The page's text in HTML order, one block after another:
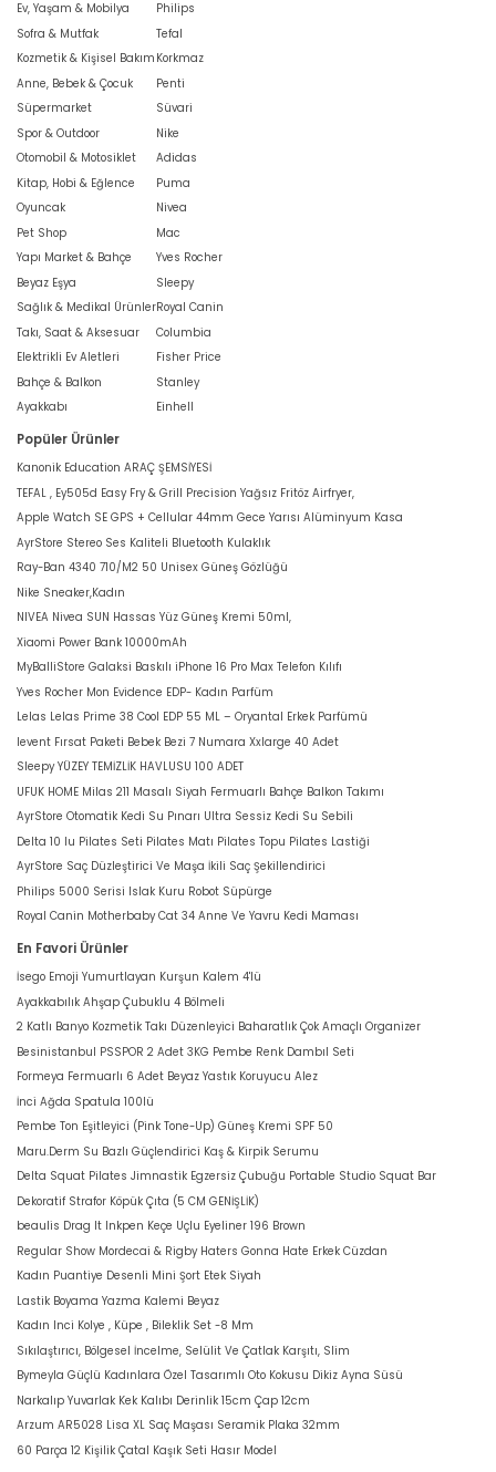
Ev, Yaşam & Mobilya
Sofra & Mutfak
Kozmetik & Kişisel Bakım
Anne, Bebek & Çocuk
Süpermarket
Spor & Outdoor
Otomobil & Motosiklet
Kitap, Hobi & Eğlence
Oyuncak
Pet Shop
Yapı Market & Bahçe
Beyaz Eşya
Sağlık & Medikal Ürünler
Takı, Saat & Aksesuar
Elektrikli Ev Aletleri
Bahçe & Balkon
Ayakkabı
Philips
Tefal
Korkmaz
Penti
Süvari
Nike
Adidas
Puma
Nivea
Mac
Yves Rocher
Sleepy
Royal Canin
Columbia
Fisher Price
Stanley
Einhell
Popüler Ürünler
Kanonik Education ARAÇ ŞEMSİYESİ
TEFAL , Ey505d Easy Fry & Grill Precision Yağsız Fritöz Airfryer,
Apple Watch SE GPS + Cellular 44mm Gece Yarısı Alüminyum Kasa
AyrStore Stereo Ses Kaliteli Bluetooth Kulaklık
Ray-Ban 4340 710/M2 50 Unisex Güneş Gözlüğü
Nike Sneaker,Kadın
NIVEA Nivea SUN Hassas Yüz Güneş Kremi 50ml,
Xiaomi Power Bank 10000mAh
MyBalliStore Galaksi Baskılı iPhone 16 Pro Max Telefon Kılıfı
Yves Rocher Mon Evidence EDP- Kadın Parfüm
Lelas Lelas Prime 38 Cool EDP 55 ML – Oryantal Erkek Parfümü
levent Fırsat Paketi Bebek Bezi 7 Numara Xxlarge 40 Adet
Sleepy YÜZEY TEMİZLİK HAVLUSU 100 ADET
UFUK HOME Milas 211 Masalı Siyah Fermuarlı Bahçe Balkon Takımı
AyrStore Otomatik Kedi Su Pınarı Ultra Sessiz Kedi Su Sebili
Delta 10 lu Pilates Seti Pilates Matı Pilates Topu Pilates Lastiği
AyrStore Saç Düzleştirici Ve Maşa İkili Saç Şekillendirici
Philips 5000 Serisi Islak Kuru Robot Süpürge
Royal Canin Motherbaby Cat 34 Anne Ve Yavru Kedi Maması
En Favori Ürünler
İsego Emoji Yumurtlayan Kurşun Kalem 4'lü
Ayakkabılık Ahşap Çubuklu 4 Bölmeli
2 Katlı Banyo Kozmetik Takı Düzenleyici Baharatlık Çok Amaçlı Organizer
Besinistanbul PSSPOR 2 Adet 3KG Pembe Renk Dambıl Seti
Formeya Fermuarlı 6 Adet Beyaz Yastık Koruyucu Alez
İnci Ağda Spatula 100lü
Pembe Ton Eşitleyici (Pink Tone-Up) Güneş Kremi SPF 50
Maru.Derm Su Bazlı Güçlendirici Kaş & Kirpik Serumu
Delta Squat Pilates Jimnastik Egzersiz Çubuğu Portable Studio Squat Bar
Dekoratif Strafor Köpük Çıta (5 CM GENİŞLİK)
beaulis Drag It Inkpen Keçe Uçlu Eyeliner 196 Brown
Regular Show Mordecai & Rigby Haters Gonna Hate Erkek Cüzdan
Kadın Puantiye Desenli Mini Şort Etek Siyah
Lastik Boyama Yazma Kalemi Beyaz
Kadın Inci Kolye , Küpe , Bileklik Set -8 Mm
Sıkılaştırıcı, Bölgesel İncelme, Selülit Ve Çatlak Karşıtı, Slim
Bymeyla Güçlü Kadınlara Özel Tasarımlı Oto Kokusu Dikiz Ayna Süsü
Narkalıp Yuvarlak Kek Kalıbı Derinlik 15cm Çap 12cm
Arzum AR5028 Lisa XL Saç Maşası Seramik Plaka 32mm
60 Parça 12 Kişilik Çatal Kaşık Seti Hasır Model